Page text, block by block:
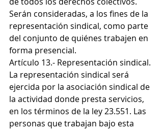
Serán consideradas, a los fines de la
representación sindical, como parte
del conjunto de quiénes trabajen en
forma presencial.
Artículo 13.- Representación sindical.
La representación sindical será
ejercida por la asociación sindical de
la actividad donde presta servicios,
en los términos de la ley 23.551. Las
personas que trabajan bajo esta